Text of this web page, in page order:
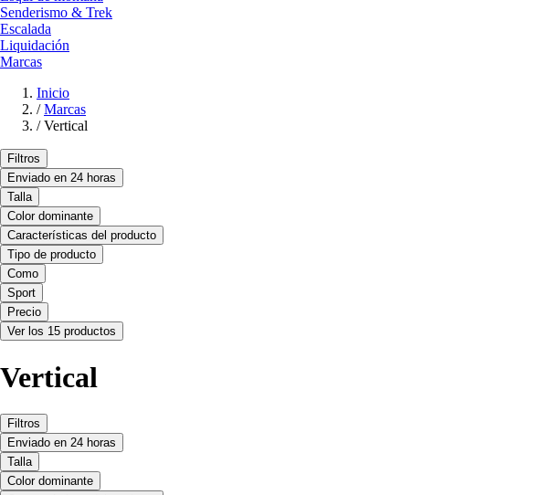
Senderismo & Trek
Escalada
Liquidación
Marcas
Inicio
/ Marcas
/ Vertical
Filtros
Enviado en 24 horas
Talla
Color dominante
Características del producto
Tipo de producto
Como
Sport
Precio
Ver los 15 productos
Vertical
Filtros
Enviado en 24 horas
Talla
Color dominante